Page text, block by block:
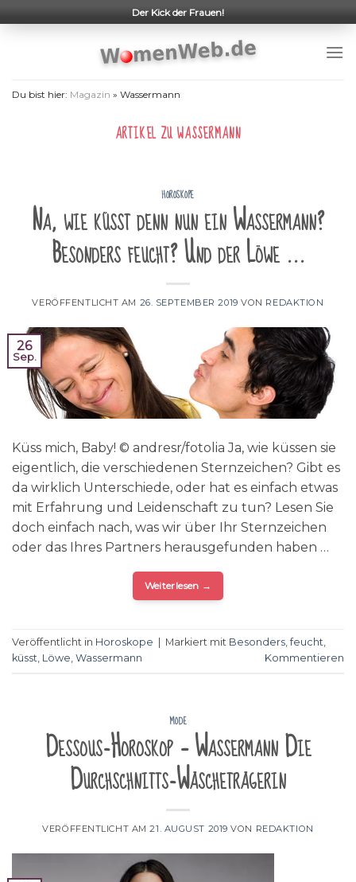
to
Der Kick der Frauen!
Du bist hier: Magazin » Wassermann
ARTIKEL ZUWASSERMANN
HOROSKOPE
Na, wie küsst denn nun ein Wassermann?
Besonders feucht? Und der Löwe …
VERÖFFENTLICHT AM 26. SEPTEMBER 2019 VON REDAKTION
26
Sep.
Küss mich, Baby! © andresr/fotolia Ja, wie küssen sie
eigentlich, die verschiedenen Sternzeichen? Gibt es
da wirklich Unterschiede, oder hat es einfach etwas
mit Erfahrung und Leidenschaft zu tun? Lesen Sie
doch einfach nach, was wir über Ihr Sternzeichen
oder das Ihres Partners herausgefunden haben …
Weiterlesen →
Veröffentlicht in Horoskope Markiert mit Besonders,feucht,
küsst, Löwe, Wassermann Kommentieren
MODE
Dessous-Horoskop – Wassermann Die
Durchschnitts-Wäscheträgerin
VERÖFFENTLICHT AM21. AUGUST 2019 VON REDAKTION